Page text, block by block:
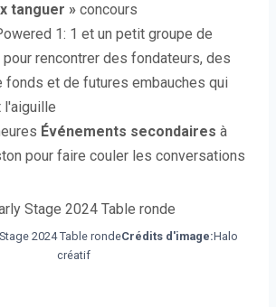
tanguer » concours
1: 1 et un petit groupe de
rencontrer des fondateurs, des
fonds et de futures embauches qui
l'aiguille
Événements secondaires à
pour faire couler les conversations
2024 Table rondeCrédits d'image:Halo
créatif